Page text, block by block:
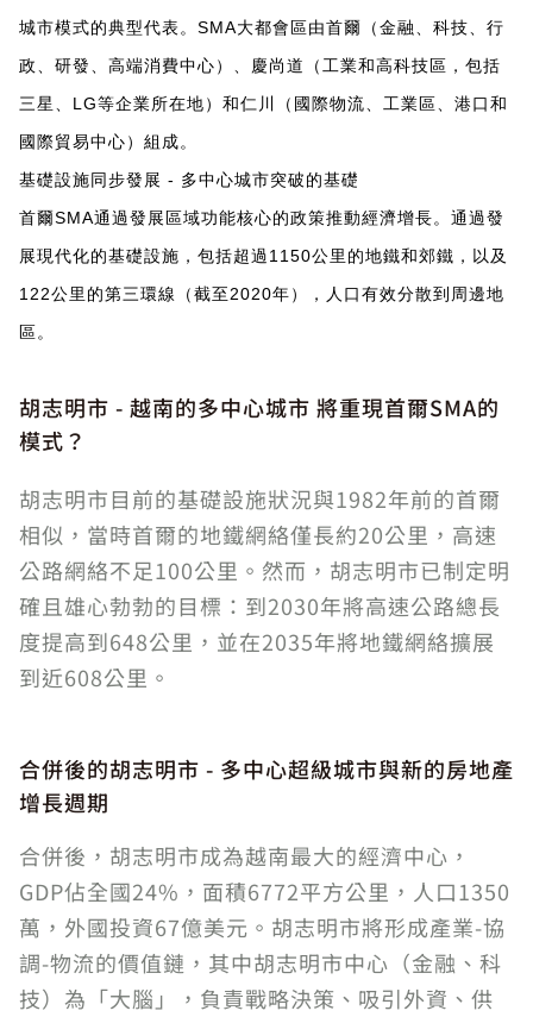
城市模式的典型代表。SMA大都會區由首爾（金融、科技、行
政、研發、高端消費中心）、慶尚道（工業和高科技區，包括
三星、LG等企業所在地）和仁川（國際物流、工業區、港口和
國際貿易中心）組成。
基礎設施同步發展 - 多中心城市突破的基礎
首爾SMA通過發展區域功能核心的政策推動經濟增長。通過發
展現代化的基礎設施，包括超過1150公里的地鐵和郊鐵，以及
122公里的第三環線（截至2020年），人口有效分散到周邊地
區。
胡志明市 - 越南的多中心城市 將重現首爾SMA的
模式？
胡志明市目前的基礎設施狀況與1982年前的首爾
相似，當時首爾的地鐵網絡僅長約20公里，高速
公路網絡不足100公里。然而，胡志明市已制定明
確且雄心勃勃的目標：到2030年將高速公路總長
度提高到648公里，並在2035年將地鐵網絡擴展
到近608公里。
合併後的胡志明市 - 多中心超級城市與新的房地產
增長週期
合併後，胡志明市成為越南最大的經濟中心，
GDP佔全國24%，面積6772平方公里，人口1350
萬，外國投資67億美元。胡志明市將形成產業-協
調-物流的價值鏈，其中胡志明市中心（金融、科
技）為「大腦」，負責戰略決策、吸引外資、供